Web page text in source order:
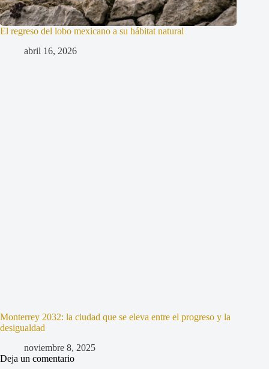
El regreso del lobo mexicano a su hábitat natural
abril 16, 2026
Monterrey 2032: la ciudad que se eleva entre el progreso y la
desigualdad
noviembre 8, 2025
Deja un comentario